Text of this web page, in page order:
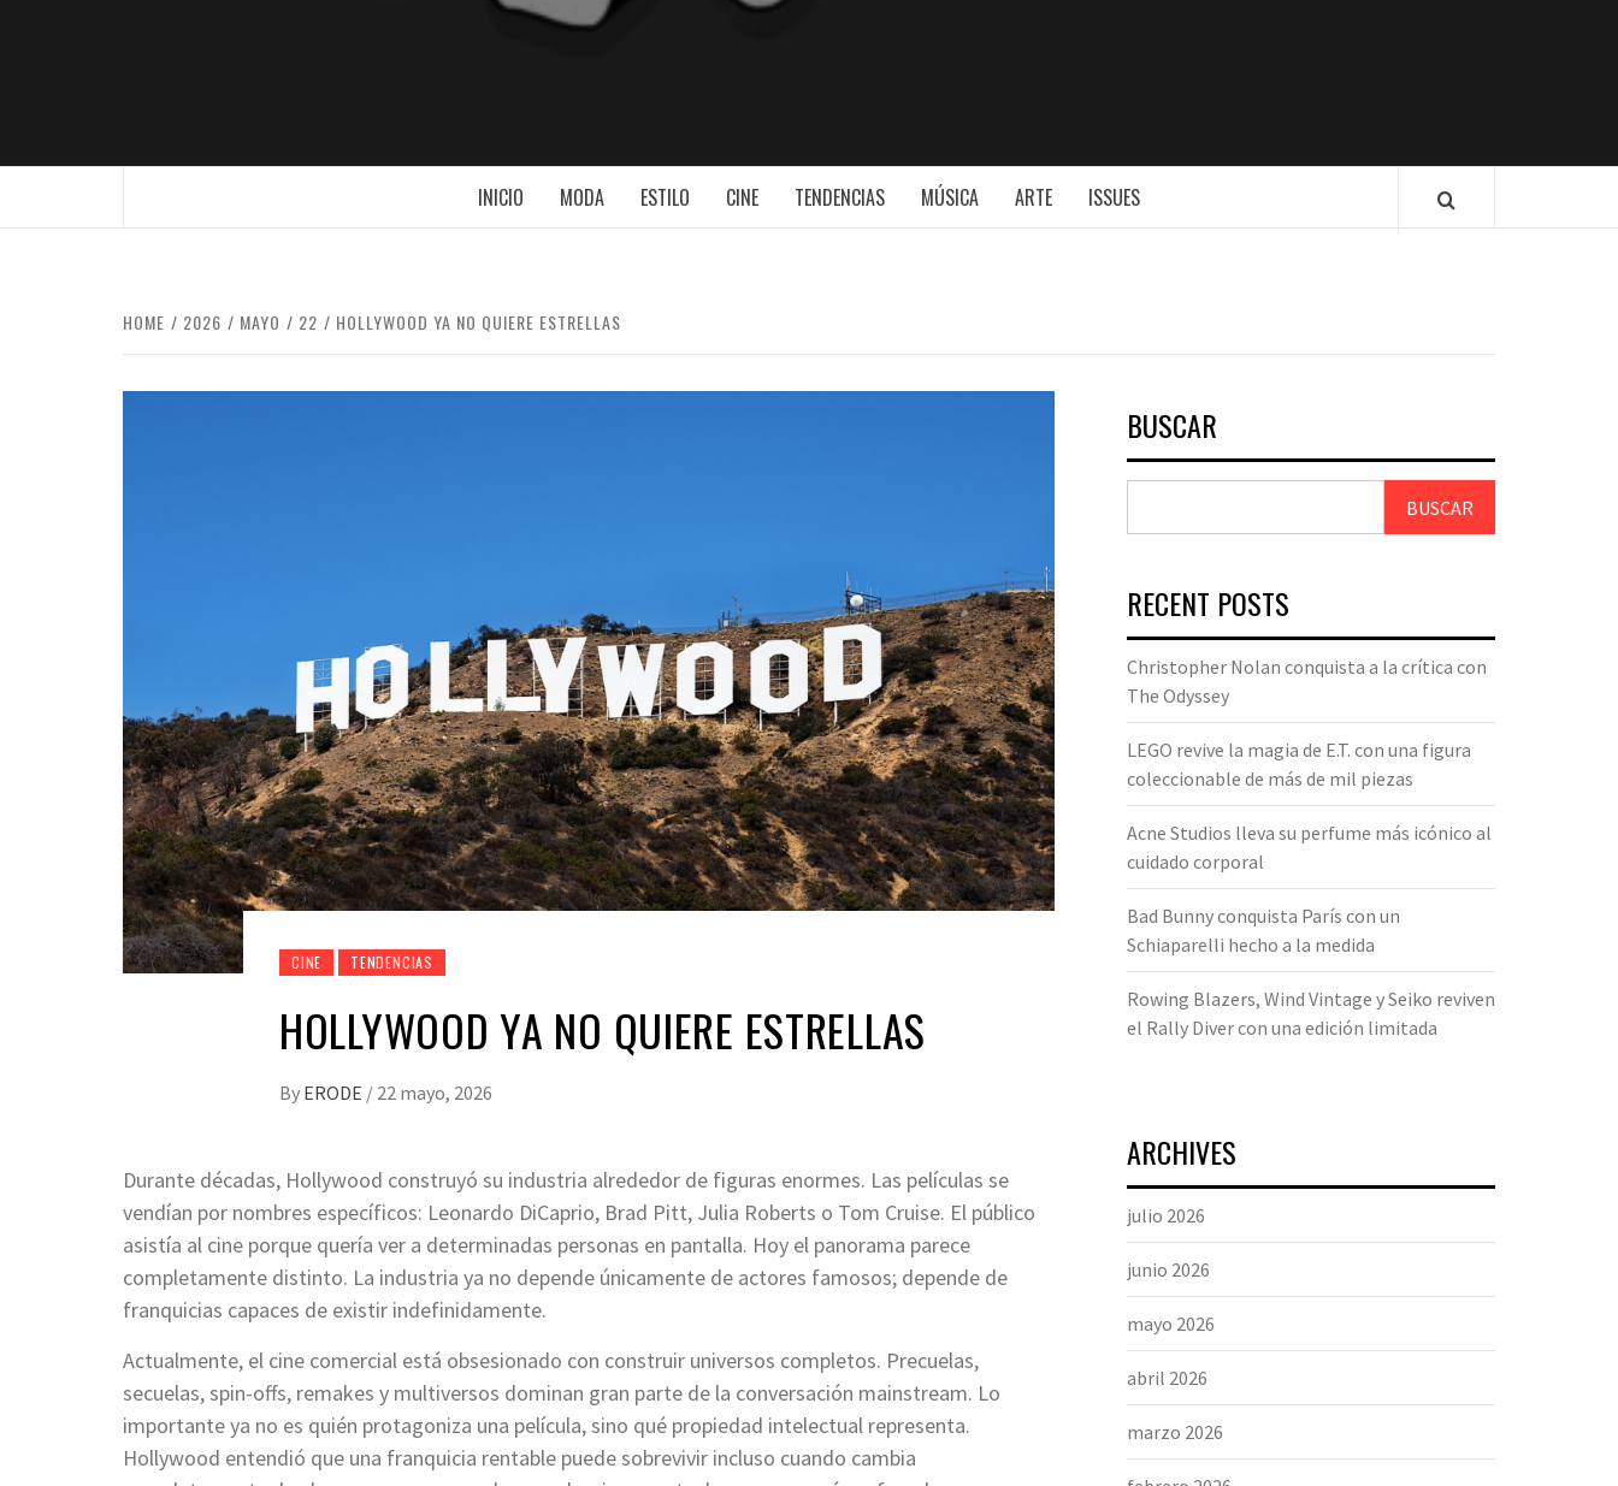
INICIO MODA ESTILO CINE TENDENCIAS MÚSICA ARTE ISSUES
HOME 2026 MAYO 22 HOLLYWOOD YA NO QUIERE ESTRELLAS
CINE TENDENCIAS
HOLLYWOOD YA NO QUIERE ESTRELLAS
By ERODE / 22 mayo, 2026
Durante décadas, Hollywood construyó su industria alrededor de figuras enormes. Las películas se
vendían por nombres específicos: Leonardo DiCaprio, Brad Pitt, Julia Roberts o Tom Cruise. El público
asistía al cine porque quería ver a determinadas personas en pantalla. Hoy el panorama parece
completamente distinto. La industria ya no depende únicamente de actores famosos; depende de
franquicias capaces de existir indefinidamente.
Actualmente, el cine comercial está obsesionado con construir universos completos. Precuelas,
secuelas, spin-offs, remakes y multiversos dominan gran parte de la conversación mainstream. Lo
importante ya no es quién protagoniza una película, sino qué propiedad intelectual representa.
Hollywood entendió que una franquicia rentable puede sobrevivir incluso cuando cambia
BUSCAR
BUSCAR
RECENT POSTS
Christopher Nolan conquista a la crítica con
The Odyssey
LEGO revive la magia de E.T. con una figura
coleccionable de más de mil piezas
Acne Studios lleva su perfume más icónico al
cuidado corporal
Bad Bunny conquista París con un
Schiaparelli hecho a la medida
Rowing Blazers, Wind Vintage y Seiko reviven
el Rally Diver con una edición limitada
ARCHIVES
julio 2026
junio 2026
mayo 2026
abril 2026
marzo 2026